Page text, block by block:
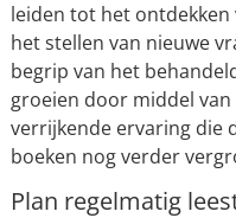
leiden tot het
het stellen van nieuwe
begrip van het
groeien door middel
verrijkende ervaring die
boeken nog verder
Plan regelmatig